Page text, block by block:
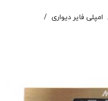
امپلی فایر دیواری